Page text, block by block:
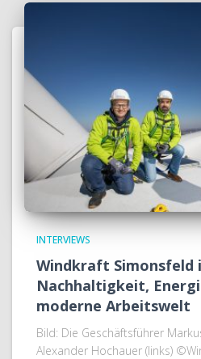
INTERVIEWS
Windkraft Simonsfeld
Nachhaltigkeit,
moderne Arbeitswelt
Bild: Die Geschäftsführer
Alexander Hochauer (links)